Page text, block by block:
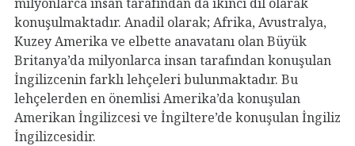
konuşulmaktadır. Anadil olarak; Afrika, Avustralya,
Kuzey Amerika ve elbette anavatanı olan Büyük
Britanya’da milyonlarca insan tarafından konuşulan
İngilizcenin farklı lehçeleri bulunmaktadır. Bu
lehçelerden en önemlisi Amerika’da konuşulan
Amerikan İngilizcesi ve İngiltere’de konuşulan İngiliz
İngilizcesidir.